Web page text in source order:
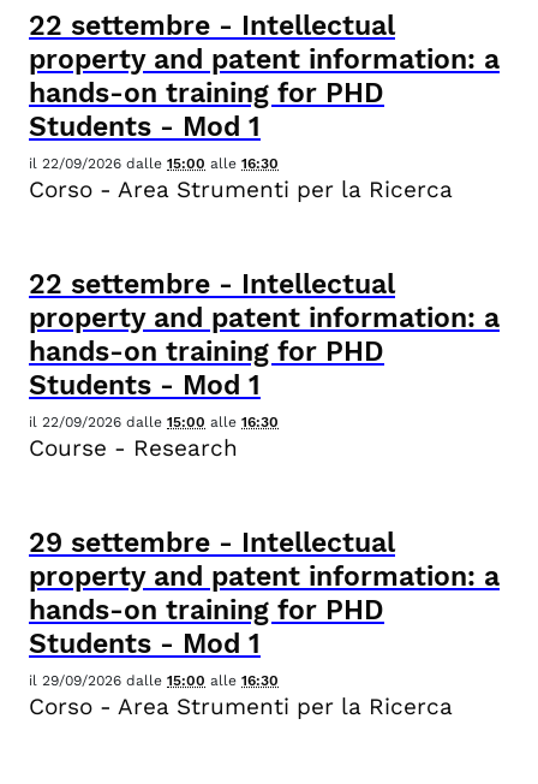
22 settembre - Intellectual
property and patent information: a
hands-on training for PHD
Students - Mod 1
il 22/09/2026 dalle 15:00 alle 16:30
Corso - Area Strumenti per la Ricerca
22 settembre - Intellectual
property and patent information: a
hands-on training for PHD
Students - Mod 1
il 22/09/2026 dalle 15:00 alle 16:30
Course - Research
29 settembre - Intellectual
property and patent information: a
hands-on training for PHD
Students - Mod 1
il 29/09/2026 dalle 15:00 alle 16:30
Corso - Area Strumenti per la Ricerca